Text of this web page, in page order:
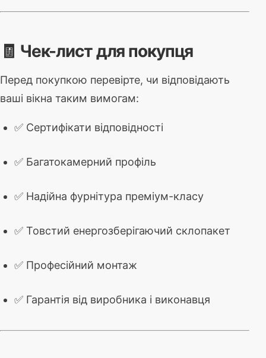
🧾 Чек-лист для покупця
Перед покупкою перевірте, чи відповідають
ваші вікна таким вимогам:
✅ Сертифікати відповідності
✅ Багатокамерний профіль
✅ Надійна фурнітура преміум-класу
✅ Товстий енергозберігаючий склопакет
✅ Професійний монтаж
✅ Гарантія від виробника і виконавця